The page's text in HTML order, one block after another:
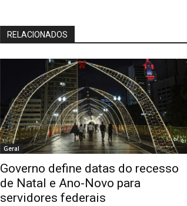
RELACIONADOS
Geral
Governo define datas do recesso
de Natal e Ano-Novo para
servidores federais